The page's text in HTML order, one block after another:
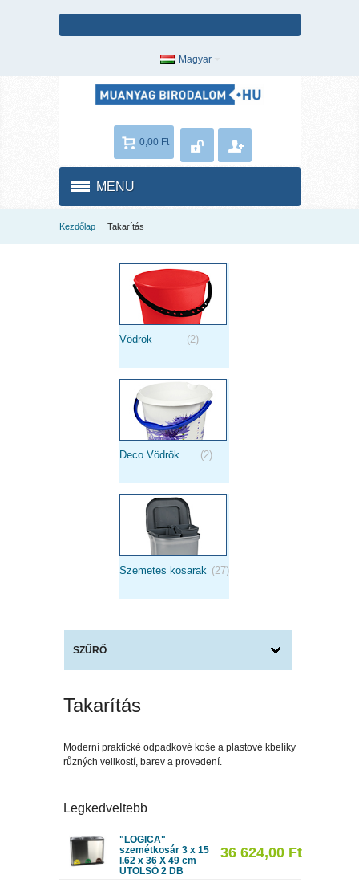
Magyar
0,00 Ft
MENU
Kezdőlap Takarítás
2
produkty
Vödrök (2)
2
produkty
Deco Vödrök (2)
27
produktov
Szemetes kosarak (27)
SZŰRŐ
Takarítás
Moderní praktické odpadkové koše a plastové kbelíky
různých velikostí, barev a provedení.
Legkedveltebb
"LOGICA"
szemétkosár 3 x 15
l.62 x 36 X 49 cm
UTOLSÓ 2 DB
36 624,00 Ft